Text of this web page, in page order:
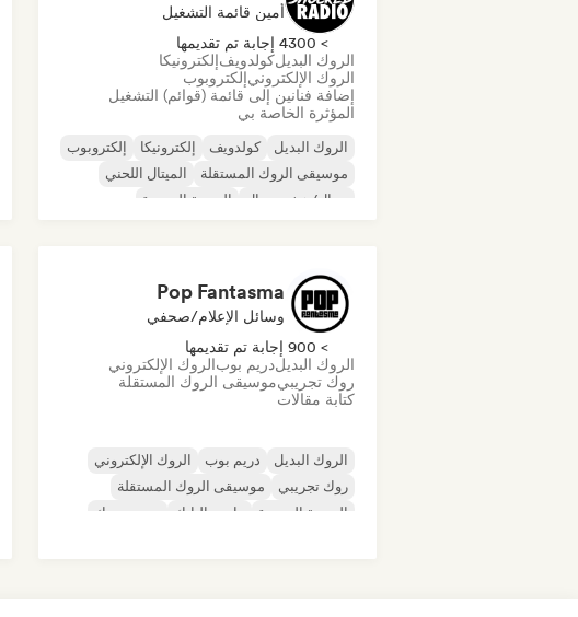
أمين قائمة التشغيل
> 4300 إجابة تم تقديمها
الروك البديلكولدويفإلكترونيكا
الروك الإلكترونيإلكتروبوب
إضافة فنانين إلى قائمة (قوائم) التشغيل
المؤثرة الخاصة بي
الروك البديل كولدويف إلكترونيكا
إلكتروبوب
موسيقى الروك المستقلة
الميتال اللحني
ميتال/هيفي ميتال
الموجة الجديدة
Pop Fantasma
وسائل الإعلام/صحفي
> 900 إجابة تم تقديمها
الروك البديلدريم بوبالروك الإلكتروني
روك تجريبيموسيقى الروك المستقلة
كتابة مقالات
الروك البديل دريم بوب
الروك الإلكتروني
روك تجريبي
موسيقى الروك المستقلة
الموجة الجديدة
ما بعد البانك بوست روك